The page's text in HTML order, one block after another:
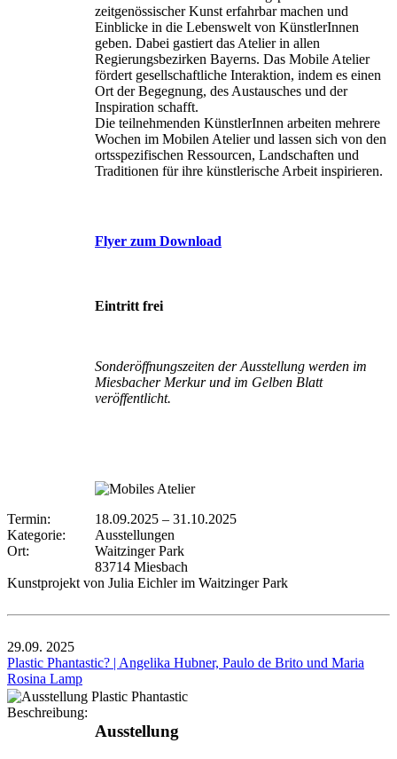
zeitgenössischer Kunst erfahrbar machen und
Einblicke in die Lebenswelt von KünstlerInnen
geben. Dabei gastiert das Atelier in allen
Regierungsbezirken Bayerns. Das Mobile Atelier
fördert gesellschaftliche Interaktion, indem es einen
Ort der Begegnung, des Austausches und der
Inspiration schafft.
Die teilnehmenden KünstlerInnen arbeiten mehrere
Wochen im Mobilen Atelier und lassen sich von den
ortsspezifischen Ressourcen, Landschaften und
Traditionen für ihre künstlerische Arbeit inspirieren.
Flyer zum Download
Eintritt frei
Sonderöffnungszeiten der Ausstellung werden im
Miesbacher Merkur und im Gelben Blatt
veröffentlicht.
Termin: 18.09.2025 – 31.10.2025
Kategorie:
Ausstellungen
Ort:
Waitzinger Park
83714 Miesbach
Kunstprojekt von Julia Eichler im Waitzinger Park
29.09. 2025
Plastic Phantastic? | Angelika Hubner, Paulo de Brito und Maria
Rosina Lamp
Beschreibung:
Ausstellung